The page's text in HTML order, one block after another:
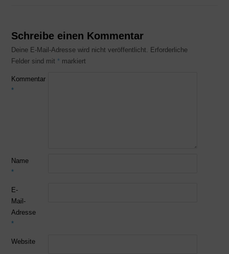
Schreibe einen Kommentar
Deine E-Mail-Adresse wird nicht veröffentlicht.
Erforderliche
Felder sind mit * markiert
Kommentar
*
Name
*
E-
Mail-
Adresse
*
Website